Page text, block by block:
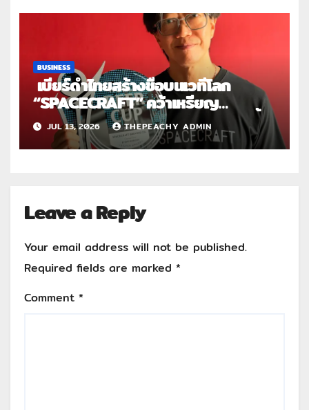
BUSINESS
เบียร์ดำไทยสร้างชื่อบนเวทีโลก
“SPACECRAFT” คว้าเหรียญ
เงิน World Beer Cup 2026 ตอกย้ำ
ศักยภาพผู้ผลิตคราฟต์ไทยในระดับ
สากล
JUL 13, 2026 THEPEACHY ADMIN
Leave a Reply
Your email address will not be published.
Required fields are marked *
Comment *